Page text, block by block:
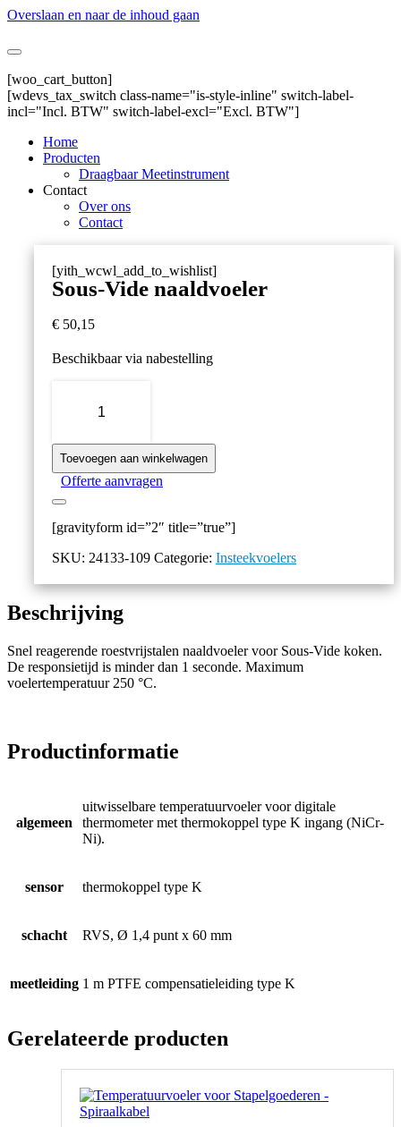
Overslaan en naar de inhoud gaan
[woo_cart_button]
[wdevs_tax_switch class-name="is-style-inline" switch-label-
incl="Incl. BTW" switch-label-excl="Excl. BTW"]
Home
Producten
Draagbaar Meetinstrument
Contact
Over ons
Contact
[yith_wcwl_add_to_wishlist]
Sous-Vide naaldvoeler
€ 50,15
Beschikbaar via nabestelling
naaldvoeler
aantal
Toevoegen aan winkelwagen
Offerte aanvragen
[gravityform id=”2″ title=”true”]
SKU: 24133-109 Categorie: Insteekvoelers
Beschrijving
Snel reagerende roestvrijstalen naaldvoeler voor Sous-Vide koken.
De responsietijd is minder dan 1 seconde. Maximum
voelertemperatuur 250 °C.
Productinformatie
algemeen
uitwisselbare temperatuurvoeler voor digitale
thermometer met thermokoppel type K ingang (NiCr-
Ni).
sensor thermokoppel type K
schacht RVS, Ø 1,4 punt x 60 mm
meetleiding 1 m PTFE compensatieleiding type K
Gerelateerde producten